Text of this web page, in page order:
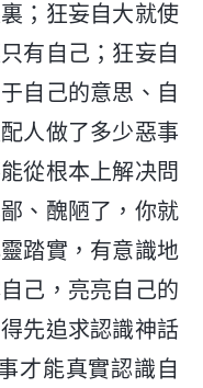
；狂妄自大就使
有自己；狂妄自
自己的意思、自
人做了多少惡事
從根本上解决問
、醜陋了，你就
踏實，有意識地
己，亮亮自己的
先追求認識神話
才能真實認識自